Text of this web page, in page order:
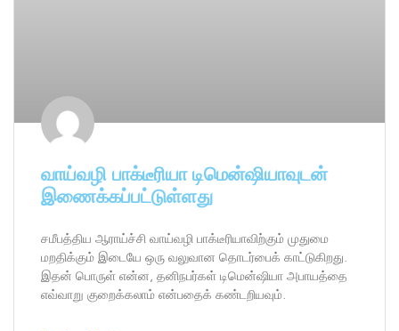
வாய்வழி பாக்டீரியா டிமென்ஷியாவுடன்
இணைக்கப்பட்டுள்ளது
சமீபத்திய ஆராய்ச்சி வாய்வழி பாக்டீரியாவிற்கும் முதுமை
மறதிக்கும் இடையே ஒரு வலுவான தொடர்பைக் காட்டுகிறது.
இதன் பொருள் என்ன, தனிநபர்கள் டிமென்ஷியா அபாயத்தை
எவ்வாறு குறைக்கலாம் என்பதைக் கண்டறியவும்.